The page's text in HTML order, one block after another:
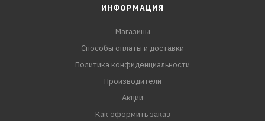
ИНФОРМАЦИЯ
Магазины
Способы оплаты и доставки
Политика конфиденциальности
Производители
Акции
Как оформить заказ